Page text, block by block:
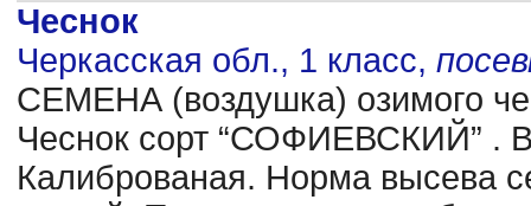
Чеснок
Черкасская обл., 1 класс,
CЕМЕНА (воздушка) озимого
Чеснок сорт “СОФИЕВСКИЙ” .
Калиброваная. Норма высева